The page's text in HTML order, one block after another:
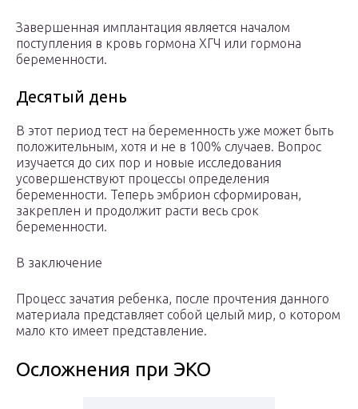
Завершенная имплантация является началом
поступления в кровь гормона ХГЧ или гормона
беременности.
Десятый день
В этот период тест на беременность уже может быть
положительным, хотя и не в 100% случаев. Вопрос
изучается до сих пор и новые исследования
усовершенствуют процессы определения
беременности. Теперь эмбрион сформирован,
закреплен и продолжит расти весь срок
беременности.
В заключение
Процесс зачатия ребенка, после прочтения данного
материала представляет собой целый мир, о котором
мало кто имеет представление.
Осложнения при ЭКО